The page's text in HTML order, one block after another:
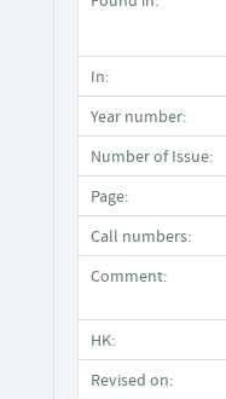
In:
Year number:
Number of Issue:
Page:
Call numbers:
Comment:
HK:
Revised on: